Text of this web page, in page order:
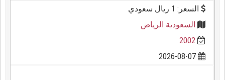
السعر: 1 ريال سعودي
السعودية الرياض
2002